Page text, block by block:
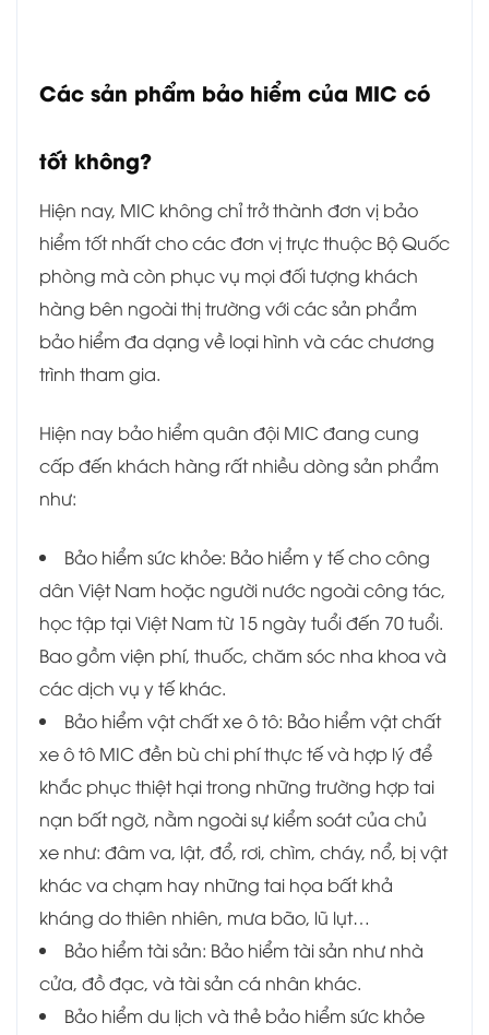
Các sản phẩm bảo hiểm của MIC có
tốt không?
Hiện nay, MIC không chỉ trở thành đơn vị bảo
hiểm tốt nhất cho các đơn vị trực thuộc Bộ Quốc
phòng mà còn phục vụ mọi đối tượng khách
hàng bên ngoài thị trường với các sản phẩm
bảo hiểm đa dạng về loại hình và các chương
trình tham gia.
Hiện nay bảo hiểm quân đội MIC đang cung
cấp đến khách hàng rất nhiều dòng sản phẩm
như:
Bảo hiểm sức khỏe: Bảo hiểm y tế cho công
dân Việt Nam hoặc người nước ngoài công tác,
học tập tại Việt Nam từ 15 ngày tuổi đến 70 tuổi.
Bao gồm viện phí, thuốc, chăm sóc nha khoa và
các dịch vụ y tế khác.
Bảo hiểm vật chất xe ô tô: Bảo hiểm vật chất
xe ô tô MIC đền bù chi phí thực tế và hợp lý để
khắc phục thiệt hại trong những trường hợp tai
nạn bất ngờ, nằm ngoài sự kiểm soát của chủ
xe như: đâm va, lật, đổ, rơi, chìm, cháy, nổ, bị vật
khác va chạm hay những tai họa bất khả
kháng do thiên nhiên, mưa bão, lũ lụt…
Bảo hiểm tài sản: Bảo hiểm tài sản như nhà
cửa, đồ đạc, và tài sản cá nhân khác.
Bảo hiểm du lịch và thẻ bảo hiểm sức khỏe